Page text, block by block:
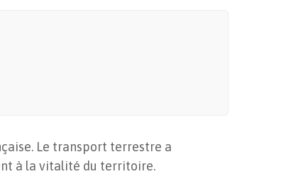
Le transport terrestre a
à la vitalité du territoire.